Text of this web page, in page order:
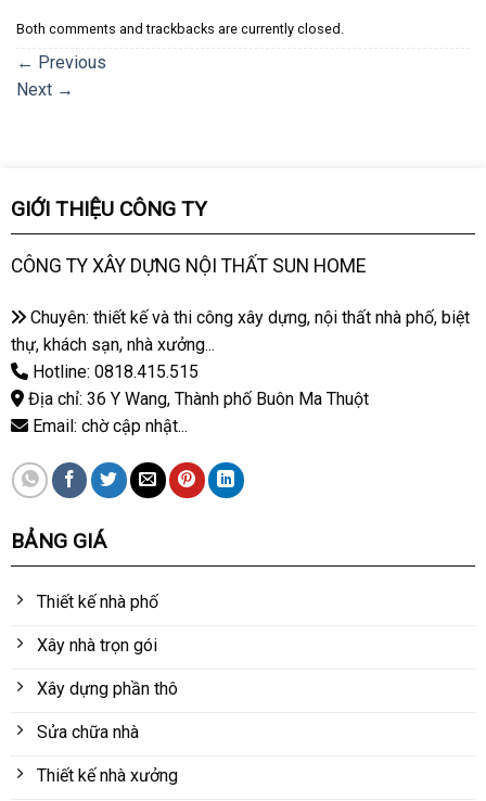
Both comments and trackbacks are currently closed.
← Previous
Next →
GIỚI THIỆU CÔNG TY
CÔNG TY XÂY DỰNG NỘI THẤT SUN HOME
Chuyên: thiết kế và thi công xây dựng, nội thất nhà phố, biệt
thự, khách sạn, nhà xưởng...
Hotline: 0818.415.515
Địa chỉ: 36 Y Wang, Thành phố Buôn Ma Thuột
Email: chờ cập nhật...
BẢNG GIÁ
Thiết kế nhà phố
Xây nhà trọn gói
Xây dựng phần thô
Sửa chữa nhà
Thiết kế nhà xưởng